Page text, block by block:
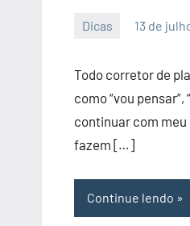
Dicas 13 de
Todo corretor de
como “vou pensar”,
continuar com meu
fazem […]
Continue lendo